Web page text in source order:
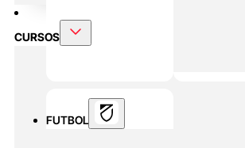
CURSOS
FUTBOL